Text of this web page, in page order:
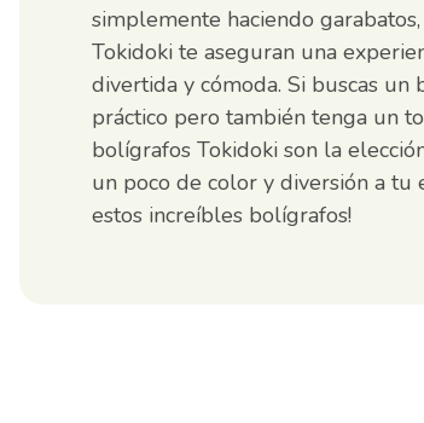
simplemente haciendo
Tokidoki te aseguran una
divertida y cómoda. Si buscas un
práctico pero también tenga un
bolígrafos Tokidoki son la
un poco de color y diversión a tu
estos increíbles bolígrafos!